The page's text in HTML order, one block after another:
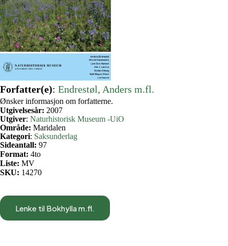
Forfatter(e): Endrestøl, Anders m.fl.
Ønsker informasjon om forfatterne.
Utgivelsesår: 2007
Utgiver: Naturhistorisk Museum -UiO
Område: Maridalen
Kategori: Saksunderlag
Sideantall: 97
Format: 4to
Liste: MV
SKU: 14270
Lenke til Bokhylla m.fl.